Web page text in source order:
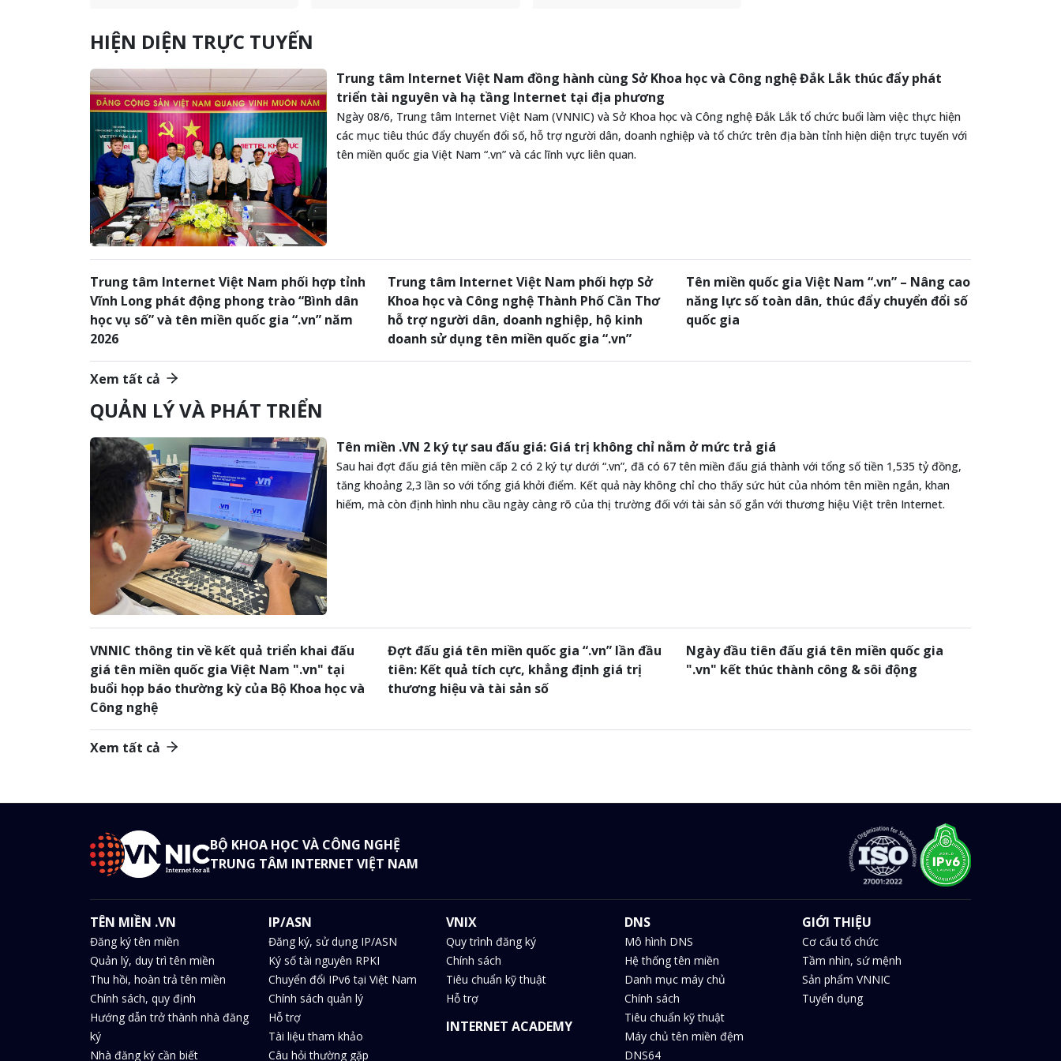
chức trên địa bàn tỉnh hiện diện
trực tuyến với tên miền quốc gia
Việt Nam “.vn” và các lĩnh vực liên
quan.
tỉnh Vĩnh Long năm 2026. Chương
trình nằm trong chuỗi hoạt động
hưởng ứng ngày Khoa học, Công
nghệ và Đổi mới sáng tạo Việt
Nam (18/5).
hiện diện trực tuyến tin cậy, an
toàn với các dịch vụ số sử dụng
tên miền quốc gia “.vn” trên địa
bàn TP. Cần Thơ giai đoạn 2026 -
2030”.
HIỆN DIỆN TRỰC TUYẾN
Trung tâm Internet Việt Nam phối hợp tỉnh
Vĩnh Long phát động phong trào “Bình dân
học vụ số” và tên miền quốc gia “.vn” năm
2026
Trung tâm Internet Việt Nam phối hợp Sở
Khoa học và Công nghệ Thành Phố Cần Thơ
hỗ trợ người dân, doanh nghiệp, hộ kinh
doanh sử dụng tên miền quốc gia “.vn”
Tên miền quốc gia Việt Nam “.vn” – Nâng cao
năng lực số toàn dân, thúc đẩy chuyển đổi số
quốc gia
Trung tâm Internet Việt Nam đồng hành cùng Sở Khoa học và Công nghệ Đắk Lắk thúc đẩy phát
triển tài nguyên và hạ tầng Internet tại địa phương
Ngày 08/6, Trung tâm Internet Việt Nam (VNNIC) và Sở Khoa học và Công nghệ Đắk Lắk tổ chức buổi làm việc thực hiện
các mục tiêu thúc đẩy chuyển đổi số, hỗ trợ người dân, doanh nghiệp và tổ chức trên địa bàn tỉnh hiện diện trực tuyến với
tên miền quốc gia Việt Nam “.vn” và các lĩnh vực liên quan.
Xem tất cả
QUẢN LÝ VÀ PHÁT TRIỂN
VNNIC thông tin về kết quả triển khai đấu
giá tên miền quốc gia Việt Nam ".vn" tại
buổi họp báo thường kỳ của Bộ Khoa học và
Công nghệ
Đợt đấu giá tên miền quốc gia “.vn” lần đầu
tiên: Kết quả tích cực, khẳng định giá trị
thương hiệu và tài sản số
Ngày đầu tiên đấu giá tên miền quốc gia
".vn" kết thúc thành công & sôi động
Tên miền .VN 2 ký tự sau đấu giá: Giá trị không chỉ nằm ở mức trả giá
Sau hai đợt đấu giá tên miền cấp 2 có 2 ký tự dưới “.vn”, đã có 67 tên miền đấu giá thành với tổng số tiền 1,535 tỷ đồng,
tăng khoảng 2,3 lần so với tổng giá khởi điểm. Kết quả này không chỉ cho thấy sức hút của nhóm tên miền ngắn, khan
hiếm, mà còn định hình nhu cầu ngày càng rõ của thị trường đối với tài sản số gắn với thương hiệu Việt trên Internet.
Xem tất cả
BỘ KHOA HỌC VÀ CÔNG NGHỆ
TRUNG TÂM INTERNET VIỆT NAM
TÊN MIỀN .VN
Đăng ký tên miền
Quản lý, duy trì tên miền
Thu hồi, hoàn trả tên miền
Chính sách, quy định
Hướng dẫn trở thành nhà đăng
ký
Nhà đăng ký cần biết
IP/ASN
Đăng ký, sử dụng IP/ASN
Ký số tài nguyên RPKI
Chuyển đổi IPv6 tại Việt Nam
Chính sách quản lý
Hỗ trợ
Tài liệu tham khảo
Câu hỏi thường gặp
VNIX
Quy trình đăng ký
Chính sách
Tiêu chuẩn kỹ thuật
Hỗ trợ
INTERNET ACADEMY
DNS
Mô hình DNS
Hệ thống tên miền
Danh mục máy chủ
Chính sách
Tiêu chuẩn kỹ thuật
Máy chủ tên miền đệm
DNS64
GIỚI THIỆU
Cơ cấu tổ chức
Tầm nhìn, sứ mệnh
Sản phẩm VNNIC
Tuyển dụng